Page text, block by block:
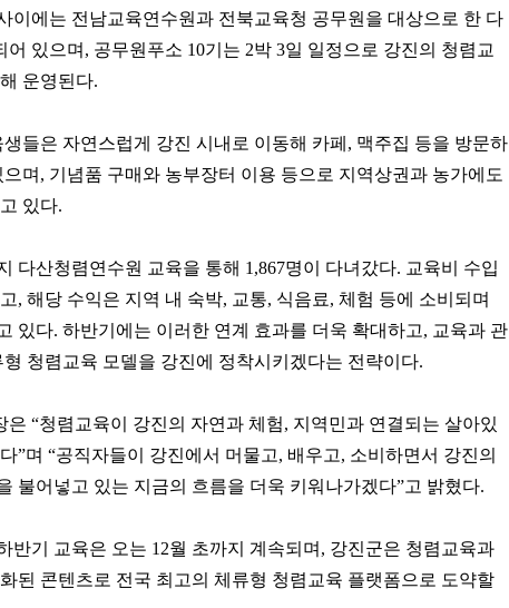
이에는 전남교육연수원과 전북교육청 공무원을 대상으로 한 다
있으며, 공무원푸소 10기는 2박 3일 일정으로 강진의 청렴교
운영된다.
들은 자연스럽게 강진 시내로 이동해 카페, 맥주집 등을 방문하
며, 기념품 구매와 농부장터 이용 등으로 지역상권과 농가에도
있다.
다산청렴연수원 교육을 통해 1,867명이 다녀갔다. 교육비 수입
, 해당 수익은 지역 내 숙박, 교통, 식음료, 체험 등에 소비되며
있다. 하반기에는 이러한 연계 효과를 더욱 확대하고, 교육과 관
청렴교육 모델을 강진에 정착시키겠다는 전략이다.
은 “청렴교육이 강진의 자연과 체험, 지역민과 연결되는 살아있
”며 “공직자들이 강진에서 머물고, 배우고, 소비하면서 강진의
불어넣고 있는 지금의 흐름을 더욱 키워나가겠다”고 밝혔다.
반기 교육은 오는 12월 초까지 계속되며, 강진군은 청렴교육과
된 콘텐츠로 전국 최고의 체류형 청렴교육 플랫폼으로 도약할